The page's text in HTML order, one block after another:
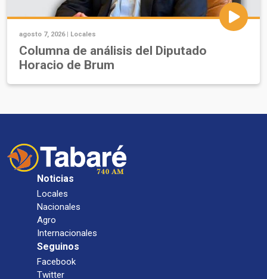
agosto 7, 2026 | Locales
Columna de análisis del Diputado
Horacio de Brum
Noticias
Locales
Nacionales
Agro
Internacionales
Seguinos
Facebook
Twitter